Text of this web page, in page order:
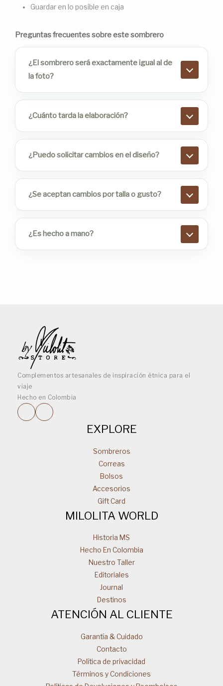
Guardar en lo posible en caja
Preguntas frecuentes sobre este sombrero
¿El sombrero será exactamente igual al de
la foto?
¿Cuánto tarda la elaboración?
¿Puedo solicitar cambios en el diseño?
¿Se aceptan cambios por talla o gusto?
¿Es hecho a mano?
Complementos artesanales de inspiración étnica para el
viaje
Hecho en Colombia
EXPLORE
Sombreros
Correas
Bolsos
Accesorios
Gift Card
MILOLITA WORLD
Historia MS
Hecho En Colombia
Nuestro Taller
Editoriales
Journal
Destinos
ATENCIÓN AL CLIENTE
Garantía & Cuidado
Contacto
Política de privacidad
Términos y Condiciones